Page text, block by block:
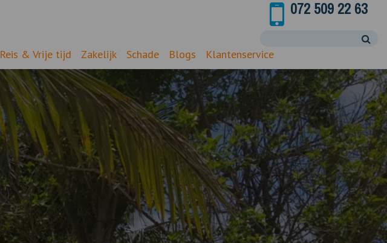
072 509 22 63
Reis & Vrije tijd Zakelijk Schade Blogs Klantenservice